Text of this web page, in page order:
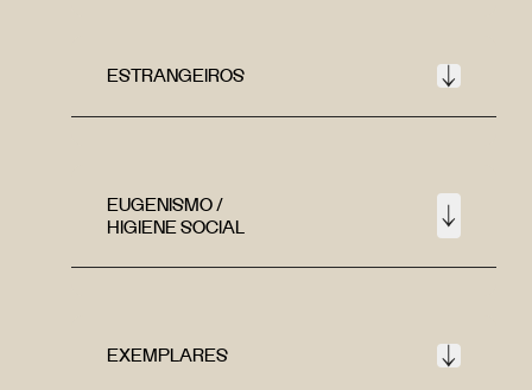
ESTRANGEIROS
EUGENISMO /
HIGIENE SOCIAL
EXEMPLARES